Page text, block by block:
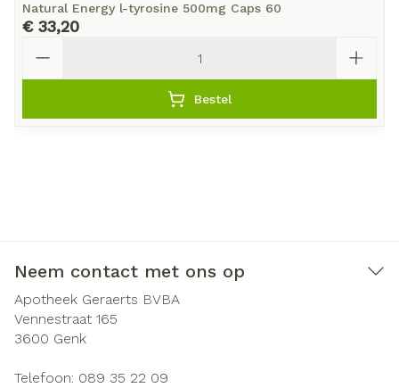
Natural Energy l-tyrosine 500mg Caps 60
€ 33,20
Bestel
Neem contact met ons op
Apotheek Geraerts BVBA
Vennestraat 165
3600 Genk
Telefoon: 089 35 22 09